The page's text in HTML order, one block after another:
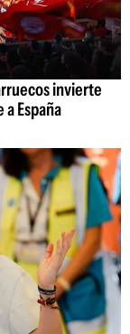
invierte
España